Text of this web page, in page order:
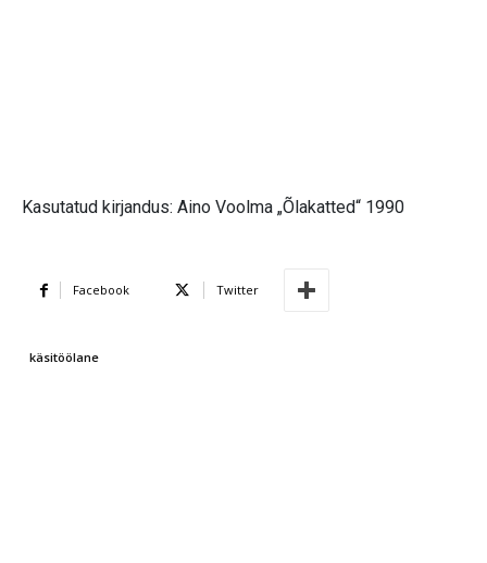
Kasutatud kirjandus: Aino Voolma „Õlakatted“ 1990
Facebook Twitter
käsitöölane